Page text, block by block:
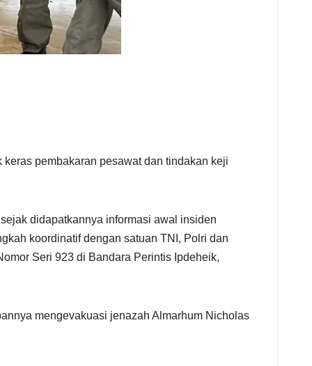
pembakaran pesawat dan tindakan keji
didapatkannya informasi awal insiden
koordinatif dengan satuan TNI, Polri dan
Seri 923 di Bandara Perintis Ipdeheik,
mengevakuasi jenazah Almarhum Nicholas